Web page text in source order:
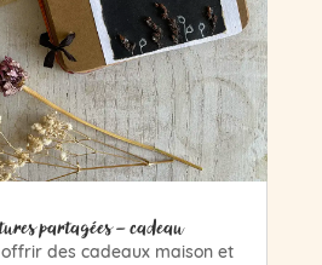
partagées – cadeau
des cadeaux maison et